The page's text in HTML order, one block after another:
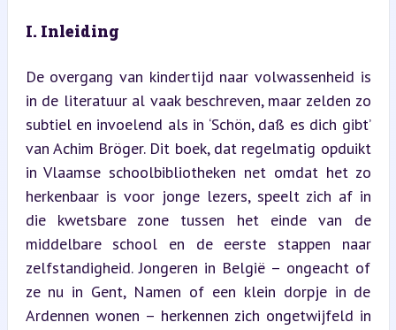
I. Inleiding
De overgang van kindertijd naar volwassenheid is
in de literatuur al vaak beschreven, maar zelden zo
subtiel en invoelend als in ‘Schön, daß es dich gibt’
van Achim Bröger. Dit boek, dat regelmatig opduikt
in Vlaamse schoolbibliotheken net omdat het zo
herkenbaar is voor jonge lezers, speelt zich af in
die kwetsbare zone tussen het einde van de
middelbare school en de eerste stappen naar
zelfstandigheid. Jongeren in België – ongeacht of
ze nu in Gent, Namen of een klein dorpje in de
Ardennen wonen – herkennen zich ongetwijfeld in